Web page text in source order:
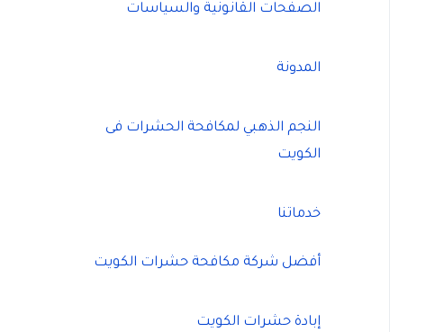
الصفحات القانونية والسياسات
المدونة
النجم الذهبي لمكافحة الحشرات فى
الكويت
خدماتنا
أفضل شركة مكافحة حشرات الكويت
إبادة حشرات الكويت